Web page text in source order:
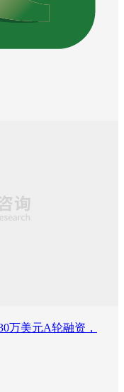
万美元A轮融资，